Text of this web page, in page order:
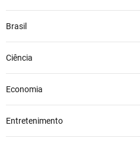
Brasil
Ciência
Economia
Entretenimento